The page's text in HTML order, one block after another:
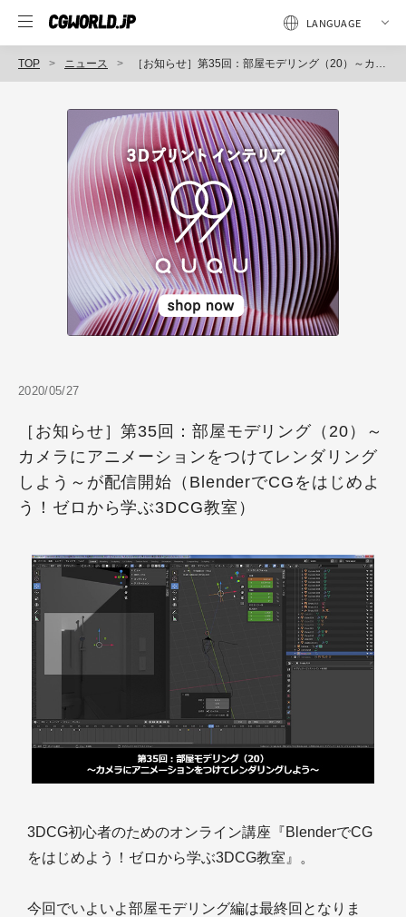
TOP ニュース ［お知らせ］第35回：部屋モデリング（20）～カメラにアニメーションをつけてレンダリングしよう～が配信開始（BlenderでCGをはじめよう！ゼロから学ぶ3DCG教室）
2020/05/27
［お知らせ］第35回：部屋モデリング（20）～
カメラにアニメーションをつけてレンダリング
しよう～が配信開始（BlenderでCGをはじめよ
う！ゼロから学ぶ3DCG教室）
3DCG初心者のためのオンライン講座『BlenderでCG
をはじめよう！ゼロから学ぶ3DCG教室』。
今回でいよいよ部屋モデリング編は最終回となりま